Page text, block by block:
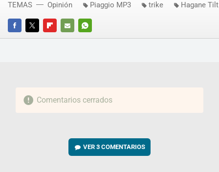
FACEBOOKTWITTERFLIPBOARD
E-
WHATSAPP
TEMAS Opinión Piaggio MP3 trike Hagane
Comentarios cerrados
VER3 COMENTARIOS